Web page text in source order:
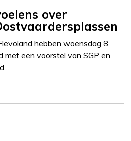
over
hebben woensdag 8
met een voorstel van SGP en